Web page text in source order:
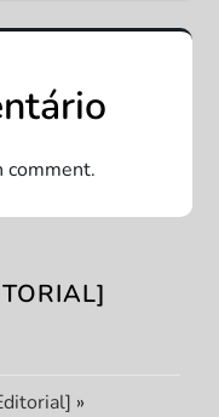
comment.
»